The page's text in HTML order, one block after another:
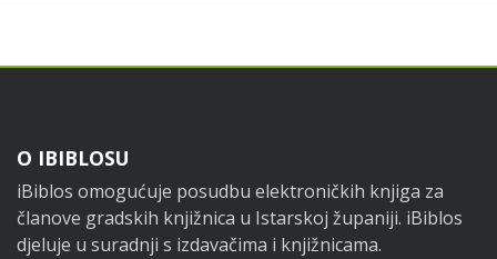
Footer
O IBIBLOSU
iBiblos omogućuje posudbu elektroničkih knjiga za
članove gradskih knjižnica u Istarskoj županiji. iBiblos
djeluje u suradnji s izdavačima i knjižnicama.